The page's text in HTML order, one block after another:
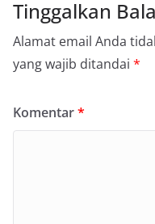
Tinggalkan
Alamat email Anda
yang wajib ditandai *
Komentar*